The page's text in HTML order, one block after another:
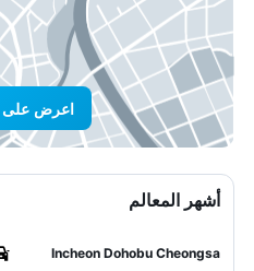
اعرض على
أشهر المعالم
Incheon Dohobu Cheongsa